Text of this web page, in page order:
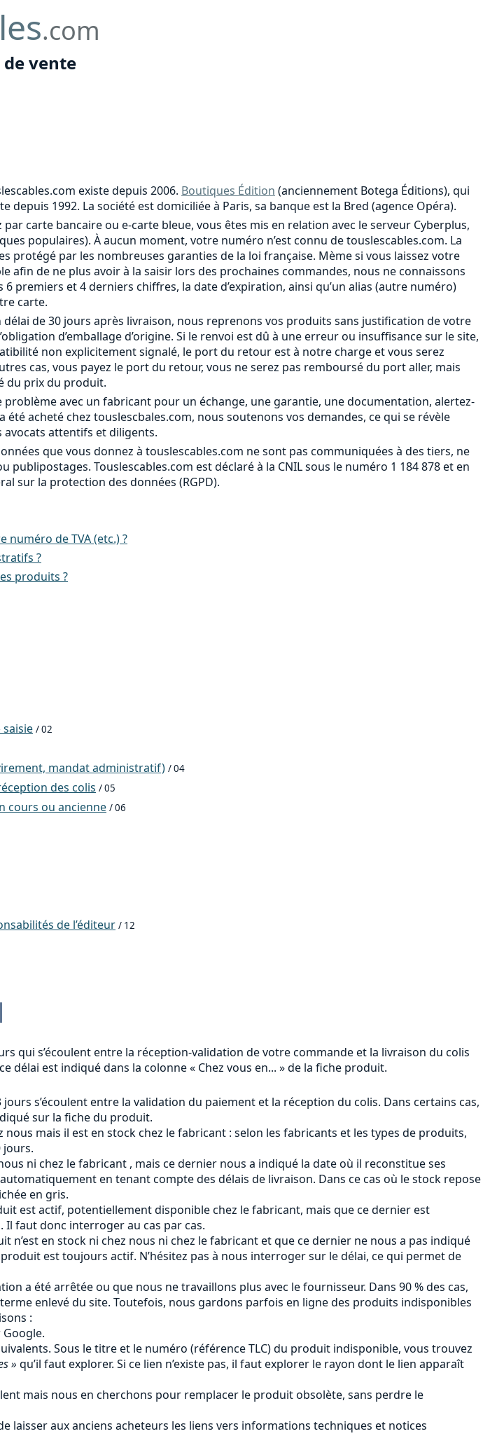
.com
de vente
existe depuis 2006. Boutiques Édition (anciennement Botega Éditions), qui
depuis 1992. La société est domiciliée à Paris, sa banque est la Bred (agence Opéra).
par carte bancaire ou e-carte bleue, vous êtes mis en relation avec le serveur Cyberplus,
populaires). À aucun moment, votre numéro n’est connu de touslescables.com. La
protégé par les nombreuses garanties de la loi française. Mème si vous laissez votre
afin de ne plus avoir à la saisir lors des prochaines commandes, nous ne connaissons
premiers et 4 derniers chiffres, la date d’expiration, ainsi qu’un alias (autre numéro)
carte.
délai de 30 jours après livraison, nous reprenons vos produits sans justification de votre
d’emballage d’origine. Si le renvoi est dû à une erreur ou insuffisance sur le site,
non explicitement signalé, le port du retour est à notre charge et vous serez
cas, vous payez le port du retour, vous ne serez pas remboursé du port aller, mais
du prix du produit.
problème avec un fabricant pour un échange, une garantie, une documentation, alertez-
acheté chez touslescbales.com, nous soutenons vos demandes, ce qui se révèle
avocats attentifs et diligents.
que vous donnez à touslescables.com ne sont pas communiquées à des tiers, ne
publipostages. Touslescables.com est déclaré à la CNIL sous le numéro 1 184 878 et en
sur la protection des données (RGPD).
numéro de TVA (etc.) ?
?
produits ?
/ 02
mandat administratif) / 04
des colis / 05
cours ou ancienne / 06
de l’éditeur / 12
qui s’écoulent entre la réception-validation de votre commande et la livraison du colis
délai est indiqué dans la colonne « Chez vous en... » de la fiche produit.
s’écoulent entre la validation du paiement et la réception du colis. Dans certains cas,
sur la fiche du produit.
nous mais il est en stock chez le fabricant : selon les fabricants et les types de produits,
jours.
ni chez le fabricant , mais ce dernier nous a indiqué la date où il reconstitue ses
en tenant compte des délais de livraison. Dans ce cas où le stock repose
en gris.
est actif, potentiellement disponible chez le fabricant, mais que ce dernier est
faut donc interroger au cas par cas.
n’est en stock ni chez nous ni chez le fabricant et que ce dernier ne nous a pas indiqué
est toujours actif. N’hésitez pas à nous interroger sur le délai, ce qui permet de
a été arrêtée ou que nous ne travaillons plus avec le fournisseur. Dans 90 % des cas,
enlevé du site. Toutefois, nous gardons parfois en ligne des produits indisponibles
:
Sous le titre et le numéro (référence TLC) du produit indisponible, vous trouvez
» qu’il faut explorer. Si ce lien n’existe pas, il faut explorer le rayon dont le lien apparaît
mais nous en cherchons pour remplacer le produit obsolète, sans perdre le
laisser aux anciens acheteurs les liens vers informations techniques et notices